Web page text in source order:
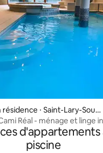
⋅ Saint-Lary-Soula
Réal - ménage et linge
d'appartements
piscine